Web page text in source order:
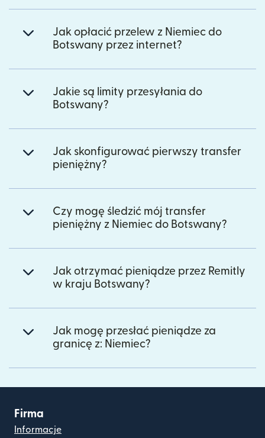
Jak opłacić przelew z Niemiec do
Botswany przez internet?
Jakie są limity przesyłania do
Botswany?
Jak skonfigurować pierwszy transfer
pieniężny?
Czy mogę śledzić mój transfer
pieniężny z Niemiec do Botswany?
Jak otrzymać pieniądze przez Remitly
w kraju Botswany?
Jak mogę przesłać pieniądze za
granicę z: Niemiec?
Firma
Informacje